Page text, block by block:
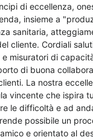
di eccellenza,
insieme a
sanitaria,
cliente. Cordiali
misuratori di
di buona
La nostra
vincente che ispira
le difficoltà e ad
possibile un
e orientato al